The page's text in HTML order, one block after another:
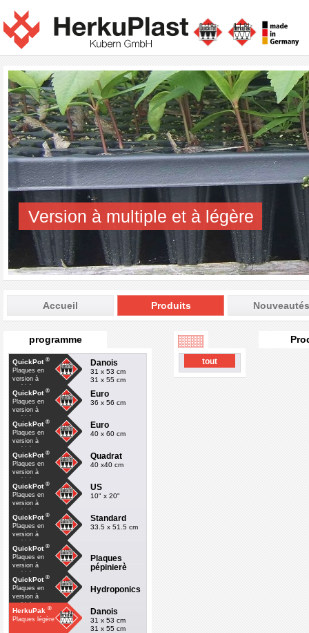
Version à multiple et à légère
Accueil Produits Nouveautés
programme
QuickPot ®
Plaques en
version à
multiple
Danois
31 x 53 cm
31 x 55 cm
QuickPot ®
Plaques en
version à
multiple
Euro
36 x 56 cm
QuickPot ®
Plaques en
version à
multiple
Euro
40 x 60 cm
QuickPot ®
Plaques en
version à
multiple
Quadrat
40 x40 cm
QuickPot ®
Plaques en
version à
multiple
US
10" x 20"
QuickPot ®
Plaques en
version à
multiple
Standard
33.5 x 51.5 cm
QuickPot ®
Plaques en
version à
multiple
Plaques
pépinierè
QuickPot ®
Plaques en
version à
multiple
Hydroponics
HerkuPak ®
Plaques légère
Danois
31 x 53 cm
31 x 55 cm
tout